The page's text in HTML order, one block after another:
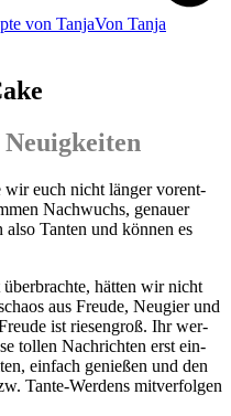
von TanjaVon Tanja
wir euch nicht län­ger vor­ent­
Nach­wuchs, genau­er
Tan­ten und kön­nen es
hät­ten wir nicht
aus Freu­de, Neu­gier und
ist rie­sen­groß. Ihr wer­
tol­len Nach­rich­ten erst ein­
ein­fach genie­ßen und den
Tan­te-Wer­dens mit­ver­fol­gen